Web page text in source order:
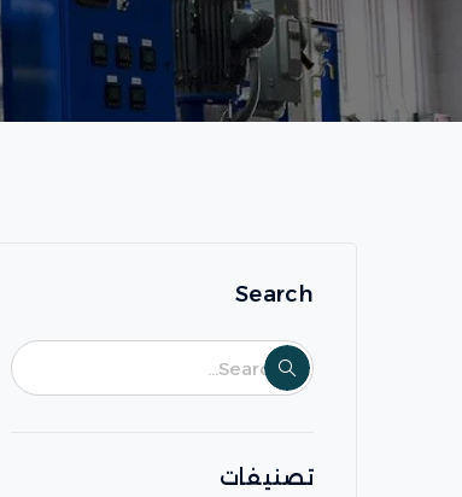
Search
تصنيفات